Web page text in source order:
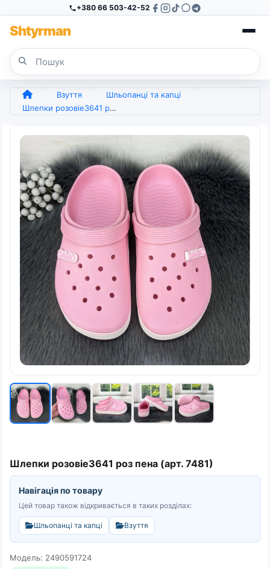
+380 66 503-42-52
Shtyrman
Взуття
Шльопанці та капці
Шлепки розовіе3641 роз пена (арт. 7481)
Шлепки розовіе3641 роз пена (арт. 7481)
Навігація по товару
Цей товар також відкривається в таких розділах:
Шльопанці та капці Взуття
Модель: 2490591724